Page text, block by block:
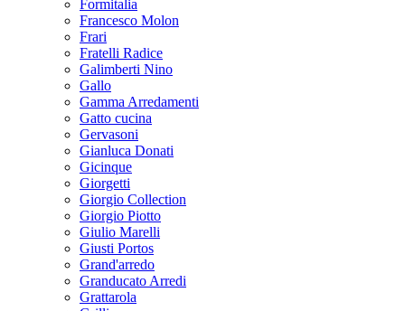
Formitalia
Francesco Molon
Frari
Fratelli Radice
Galimberti Nino
Gallo
Gamma Arredamenti
Gatto cucina
Gervasoni
Gianluca Donati
Gicinque
Giorgetti
Giorgio Collection
Giorgio Piotto
Giulio Marelli
Giusti Portos
Grand'arredo
Granducato Arredi
Grattarola